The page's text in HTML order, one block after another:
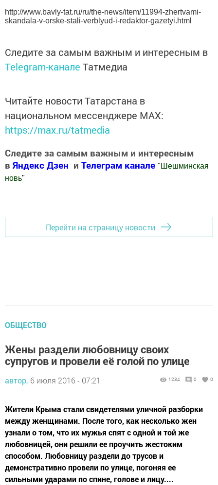
http://www.bavly-tat.ru/ru/the-news/item/11994-zhertvami-
skandala-v-orske-stali-verblyud-i-redaktor-gazetyi.html
Следите за самым важным и интересным в
Telegram-канале Татмедиа
Читайте новости Татарстана в
национальном мессенджере MАХ:
https://max.ru/tatmedia
Следите за самым важным и интересным
в Яндекс Дзен и Телеграм канале " Шешминская
новь"
Перейти на страницу новости
ОБЩЕСТВО
Жены раздели любовницу своих
супругов и провели её голой по улице
автор, 6 июля 2016 - 07:21 1234 0 0
Жители Крыма стали свидетелями уличной разборки
между женщинами. После того, как несколько жен
узнали о том, что их мужья спят с одной и той же
любовницей, они решили ее проучить жестоким
способом. Любовницу раздели до трусов и
демонстративно провели по улице, погоняя ее
сильными ударами по спине, голове и лицу....